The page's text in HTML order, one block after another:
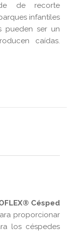
de recorte
infantiles
pueden ser un
caídas.
Césped
proporcionar
los céspedes